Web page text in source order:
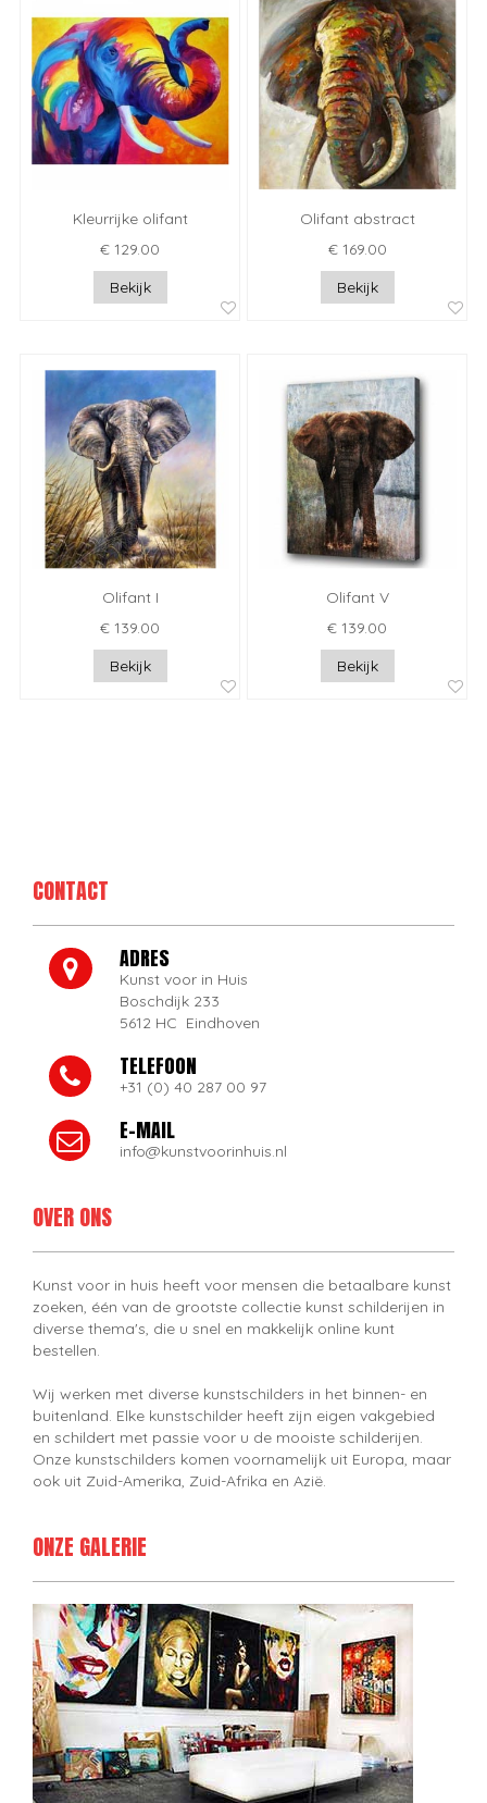
Kleurrijke olifant
€ 129.00
Bekijk
Olifant abstract
€ 169.00
Bekijk
Olifant I
€ 139.00
Bekijk
Olifant V
€ 139.00
Bekijk
CONTACT
ADRES
Kunst voor in Huis
Boschdijk 233
5612 HC Eindhoven
TELEFOON
+31 (0) 40 287 00 97
E-MAIL
info@kunstvoorinhuis.nl
OVER ONS
Kunst voor in huis heeft voor mensen die betaalbare kunst
zoeken, één van de grootste collectie kunst schilderijen in
diverse thema's, die u snel en makkelijk online kunt
bestellen.
Wij werken met diverse kunstschilders in het binnen- en
buitenland. Elke kunstschilder heeft zijn eigen vakgebied
en schildert met passie voor u de mooiste schilderijen.
Onze kunstschilders komen voornamelijk uit Europa, maar
ook uit Zuid-Amerika, Zuid-Afrika en Azië.
ONZE GALERIE